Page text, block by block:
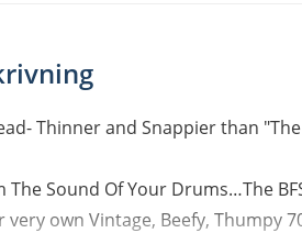
Thinner and Snappier than
The Sound Of Your Drums…The
own Vintage, Beefy, Thumpy